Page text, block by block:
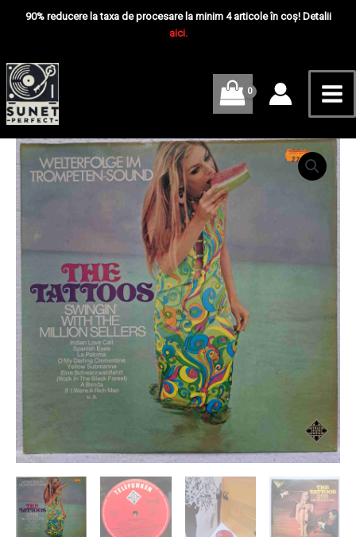
90% reducere la taxa de procesare la minim 4 articole în coș! Detalii
aici.
Cantitate
The
Tattoos
–
Swingin'
VG+
With
VG
VG+